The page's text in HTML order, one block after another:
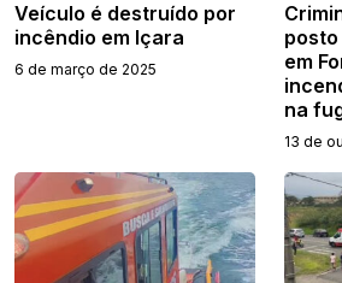
Veículo é destruído por
incêndio em Içara
6 de março de 2025
em
na
13 de